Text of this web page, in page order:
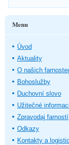
Menu
Úvod
Aktuality
O našich
Bohoslužby
Duchovní slovo
Užitečné
Zpravodaj farností
Odkazy
Kontakty a